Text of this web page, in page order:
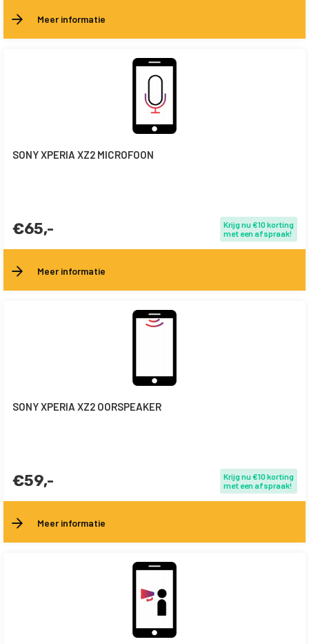
Meer informatie
SONY XPERIA XZ2 MICROFOON
€65,-
Krijg nu €10 korting
met een afspraak!
Meer informatie
SONY XPERIA XZ2 OORSPEAKER
€59,-
Krijg nu €10 korting
met een afspraak!
Meer informatie